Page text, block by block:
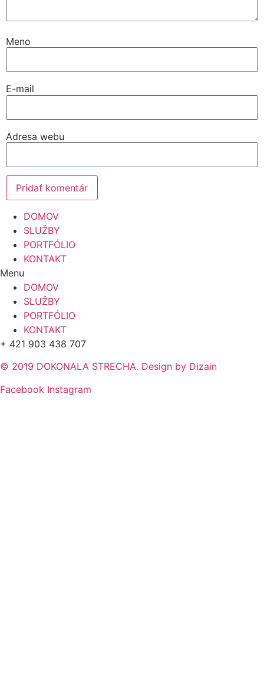
Meno
E-mail
Adresa webu
DOMOV
SLUŽBY
PORTFÓLIO
KONTAKT
Menu
DOMOV
SLUŽBY
PORTFÓLIO
KONTAKT
+ 421 903 438 707
© 2019 DOKONALA STRECHA. Design by Dizain
Facebook Instagram